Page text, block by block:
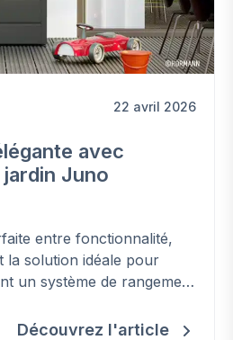
22 avril 2026
avec
Juno
entre fonctionnalité,
la solution idéale pour
un système de rangement
Découvrez l'article